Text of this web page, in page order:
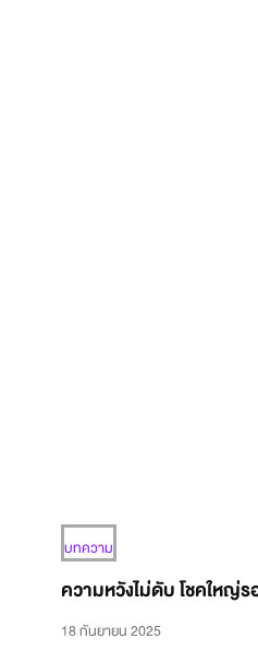
บทความ
ความหวังไม่ดับ โชคใหญ่
18 กันยายน 2025